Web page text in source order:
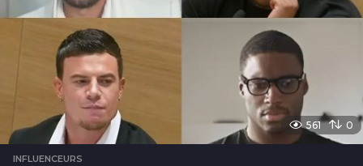
561 0
INFLUENCEURS